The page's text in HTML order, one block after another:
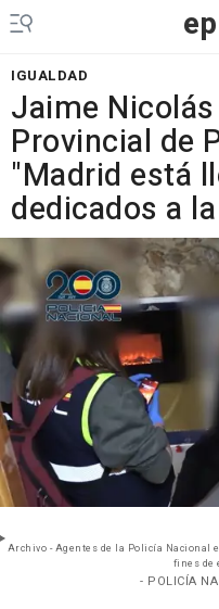
ep
IGUALDAD
Jaime
Provincial de
"Madrid está
dedicados a
Archivo - Agentes de la Policía Nacional
fines de
- POLICÍA